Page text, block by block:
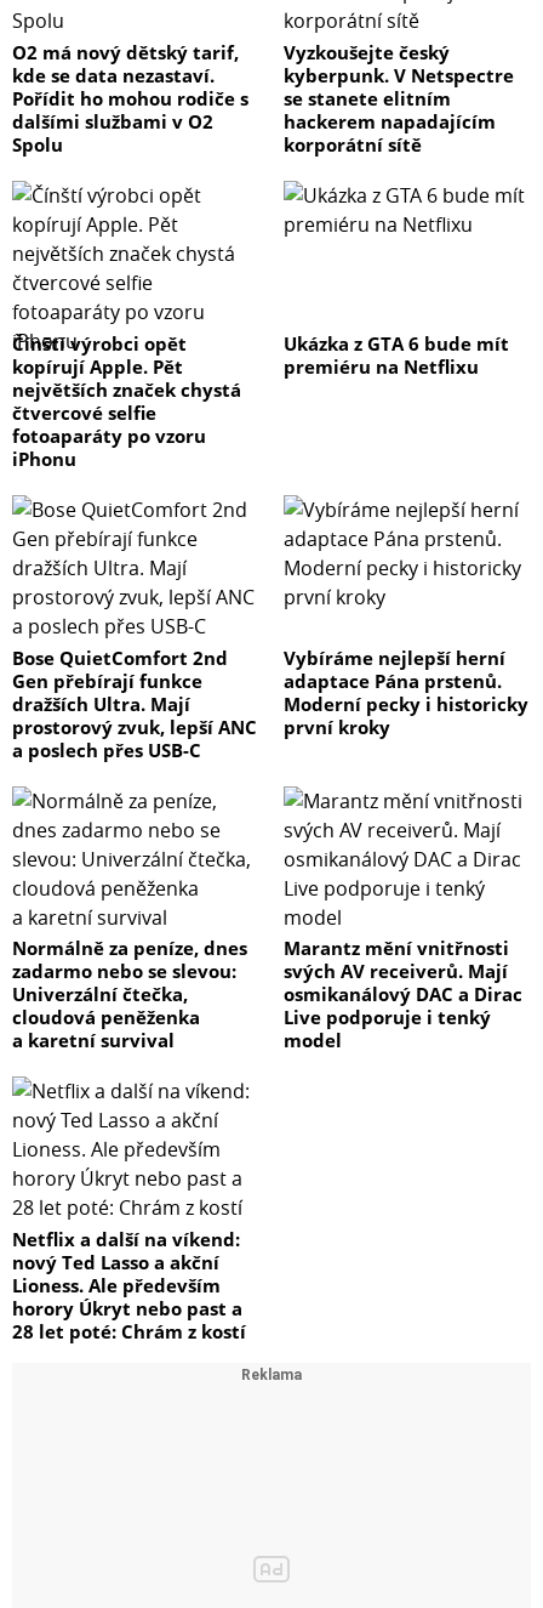
O2 má nový dětský tarif,
kde se data nezastaví.
Pořídit ho mohou rodiče s
dalšími službami v O2
Spolu
Vyzkoušejte český
kyberpunk. V Netspectre
se stanete elitním
hackerem napadajícím
korporátní sítě
Čínští výrobci opět
kopírují Apple. Pět
největších značek chystá
čtvercové selfie
fotoaparáty po vzoru
iPhonu
Ukázka z GTA 6 bude mít
premiéru na Netflixu
Bose QuietComfort 2nd
Gen přebírají funkce
dražších Ultra. Mají
prostorový zvuk, lepší ANC
a poslech přes USB-C
Vybíráme nejlepší herní
adaptace Pána prstenů.
Moderní pecky i historicky
první kroky
Normálně za peníze, dnes
zadarmo nebo se slevou:
Univerzální čtečka,
cloudová peněženka
a karetní survival
Marantz mění vnitřnosti
svých AV receiverů. Mají
osmikanálový DAC a Dirac
Live podporuje i tenký
model
Netflix a další na víkend:
nový Ted Lasso a akční
Lioness. Ale především
horory Úkryt nebo past a
28 let poté: Chrám z kostí